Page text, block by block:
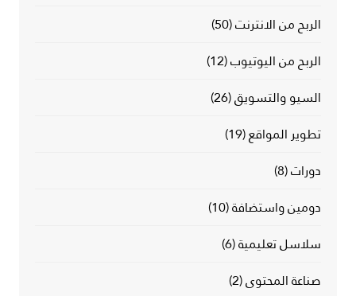
الربح من الانترنت(50)
الربح من اليوتيوب(12)
السيو والتسويق(26)
تطوير المواقع(19)
دورات(8)
دومين واستضافة(10)
سلاسل تعليمية(6)
صناعة المحتوى(2)